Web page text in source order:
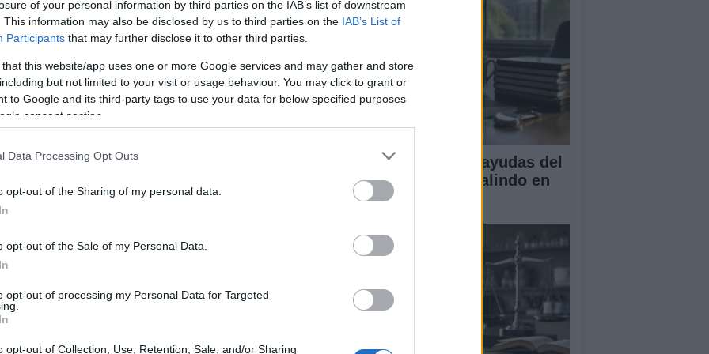
of your personal information by third parties on the IAB’s list of downstream
This information may also be disclosed by us to third parties on the IAB’s List of
Participants that may further disclose it to other third parties.
that this website/app uses one or more Google services and may gather and store
but not limited to your visit or usage behaviour. You may click to grant or
to Google and its third-party tags to use your data for below specified purposes
consent section.
Data Processing Opt Outs
opt-out of the Sharing of my personal data.
opt-out of the Sale of my Personal Data.
opt-out of processing my Personal Data for Targeted
opt-out of Collection, Use, Retention, Sale, and/or Sharing
aquellos que ya le hayan echado el guante a uno
interesa saber más sobre estos tipos de
algún nombre de dominio .HK, puedes dirigirte a
UJA obtiene cuatro ayudas del
programa Beatriz Galindo en
2026